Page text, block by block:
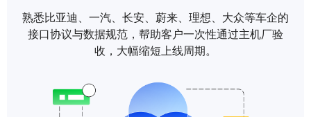
熟悉比亚迪、一汽、长安、蔚来、理想、大众等车企的
接口协议与数据规范，帮助客户一次性通过主机厂验
收，大幅缩短上线周期。